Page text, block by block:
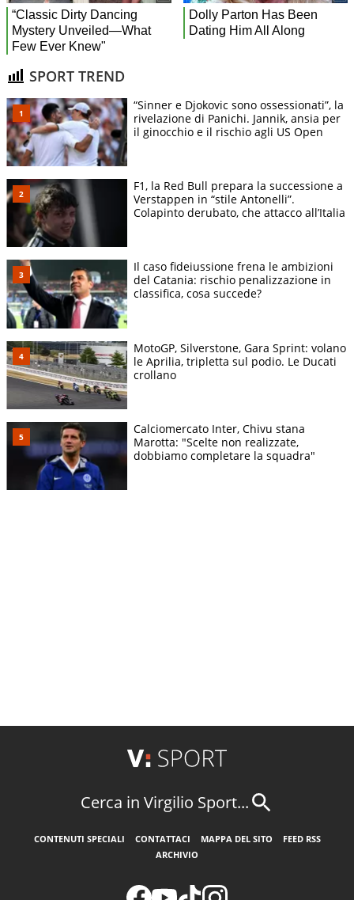
SPORT TREND
“Sinner e Djokovic sono ossessionati”, la
rivelazione di Panichi. Jannik, ansia per
il ginocchio e il rischio agli US Open
F1, la Red Bull prepara la successione a
Verstappen in “stile Antonelli”.
Colapinto derubato, che attacco all’Italia
Il caso fideiussione frena le ambizioni
del Catania: rischio penalizzazione in
classifica, cosa succede?
MotoGP, Silverstone, Gara Sprint: volano
le Aprilia, tripletta sul podio. Le Ducati
crollano
Calciomercato Inter, Chivu stana
Marotta: "Scelte non realizzate,
dobbiamo completare la squadra"
Cerca in Virgilio Sport...
CONTENUTI SPECIALI CONTATTACI MAPPA DEL SITO
FEED RSS
ARCHIVIO